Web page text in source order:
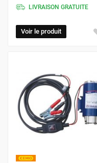
LIVRAISON GRATUITE
Voir le produit